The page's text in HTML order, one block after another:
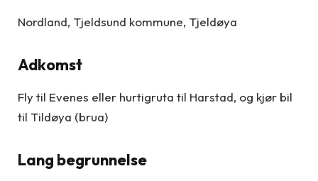
Nordland, Tjeldsund kommune, Tjeldøya
Adkomst
Fly til Evenes eller hurtigruta til Harstad, og kjør bil
til Tildøya (brua)
Lang begrunnelse